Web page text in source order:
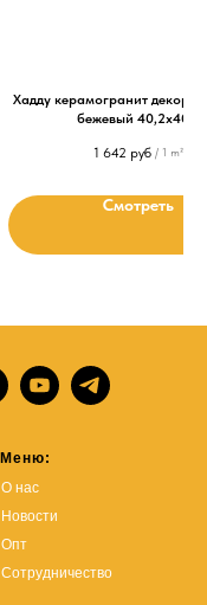
Хадду керамогранит
бежевый 40,2x40,2
1 642 руб / 1 m²
Смотреть
Меню:
О нас
Новости
Опт
Сотрудничество